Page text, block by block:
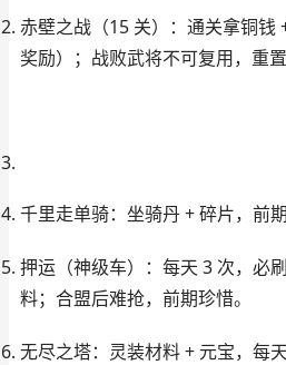
赤壁之战（15 关）
：通关拿铜钱
奖励）；战败武将不可复用，重置
千里走单骑：坐骑丹 + 碎片，前
押运（神级车） ：每天 3 次， 必
料；合盟后难抢，前期珍惜。
无尽之塔：灵装材料 + 元宝，每天